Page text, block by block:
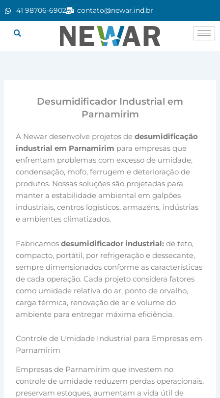
41 98706-6902 contato@newar.ind.br
Desumidificador Industrial em
Parnamirim
A Newar desenvolve projetos dedesumidificação
industrial em Parnamirim para empresas que
enfrentam problemas com excesso de umidade,
condensação, mofo, ferrugem e deterioração de
produtos. Nossas soluções são projetadas para
manter a estabilidade ambiental em galpões
industriais, centros logísticos, armazéns, indústrias
e ambientes climatizados.
Fabricamosdesumidificador industrial:de teto,
compacto, portátil, por refrigeração e dessecante,
sempre dimensionados conforme as características
de cada operação. Cada projeto considera fatores
como umidade relativa do ar, ponto de orvalho,
carga térmica, renovação de ar e volume do
ambiente para entregar máxima eficiência.
Controle de Umidade Industrial para Empresas em
Parnamirim
Empresas de Parnamirim que investem no
controle de umidade reduzem perdas operacionais,
preservam estoques, aumentam a vida útil de